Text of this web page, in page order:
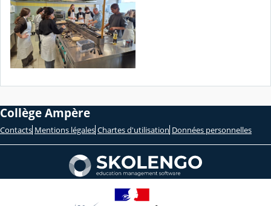
Collège Ampère
Contacts Mentions légales Chartes d'utilisation Données personnelles